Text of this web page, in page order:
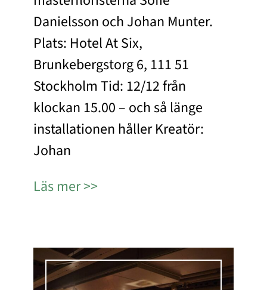
Danielsson och Johan Munter.
Plats: Hotel At Six,
Brunkebergstorg 6, 111 51
Stockholm Tid: 12/12 från
klockan 15.00 – och så länge
installationen håller Kreatör:
Johan
Läs mer